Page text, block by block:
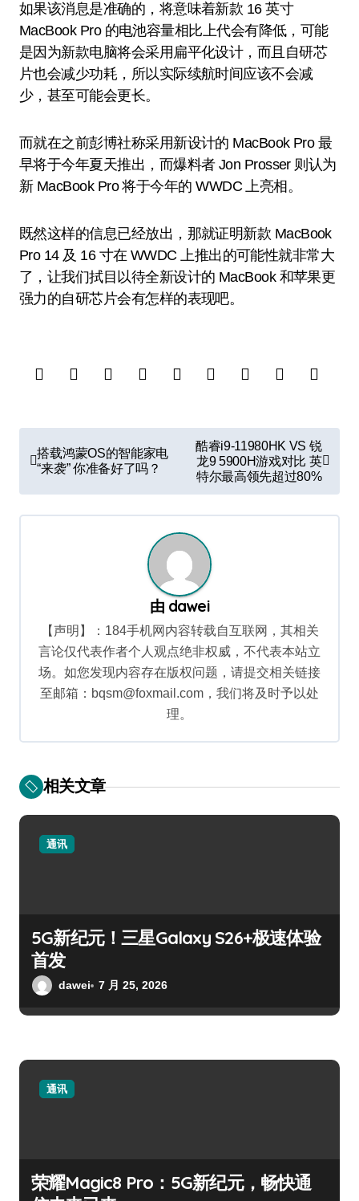
如果该消息是准确的，将意味着新款 16 英寸
MacBook Pro 的电池容量相比上代会有降低，可能
是因为新款电脑将会采用扁平化设计，而且自研芯
片也会减少功耗，所以实际续航时间应该不会减
少，甚至可能会更长。
而就在之前彭博社称采用新设计的 MacBook Pro 最
早将于今年夏天推出，而爆料者 Jon Prosser 则认为
新 MacBook Pro 将于今年的 WWDC 上亮相。
既然这样的信息已经放出，那就证明新款 MacBook
Pro 14 及 16 寸在 WWDC 上推出的可能性就非常大
了，让我们拭目以待全新设计的 MacBook 和苹果更
强力的自研芯片会有怎样的表现吧。
章
导
航
搭载鸿蒙OS的智能家电
“来袭” 你准备好了吗？
酷睿i9-11980HK VS 锐
龙9 5900H游戏对比 英
特尔最高领先超过80%
由 dawei
【声明】：184手机网内容转载自互联网，其相关
言论仅代表作者个人观点绝非权威，不代表本站立
场。如您发现内容存在版权问题，请提交相关链接
至邮箱：bqsm@foxmail.com，我们将及时予以处
理。
相关文章
通讯
5G新纪元！三星Galaxy S26+极速体验
首发
dawei 7 月 25, 2026
通讯
荣耀Magic8 Pro：5G新纪元，畅快通